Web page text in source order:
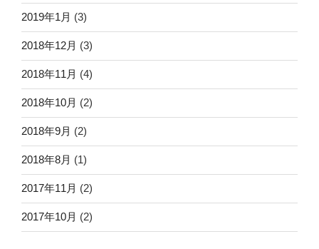
2019年1月 (3)
2018年12月 (3)
2018年11月 (4)
2018年10月 (2)
2018年9月 (2)
2018年8月 (1)
2017年11月 (2)
2017年10月 (2)